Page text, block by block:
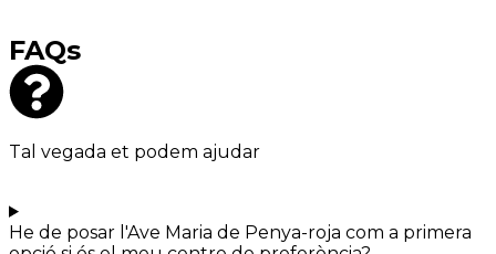
FAQs
Tal vegada et podem ajudar
He de posar l'Ave Maria de Penya-roja com a primera